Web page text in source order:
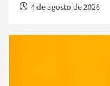
4 de agosto de 2026